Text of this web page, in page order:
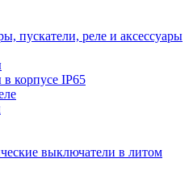
пускатели, реле и аксессуары
корпусе IP65
выключатели в литом